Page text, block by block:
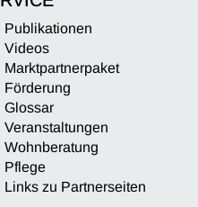
Publikationen
Videos
Marktpartnerpaket
Förderung
Glossar
Veranstaltungen
Wohnberatung
Pflege
Links zu Partnerseiten